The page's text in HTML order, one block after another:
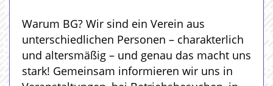
Warum BG? Wir sind ein Verein aus
unterschiedlichen Personen – charakterlich
und altersmäßig – und genau das macht uns
stark! Gemeinsam informieren wir uns in